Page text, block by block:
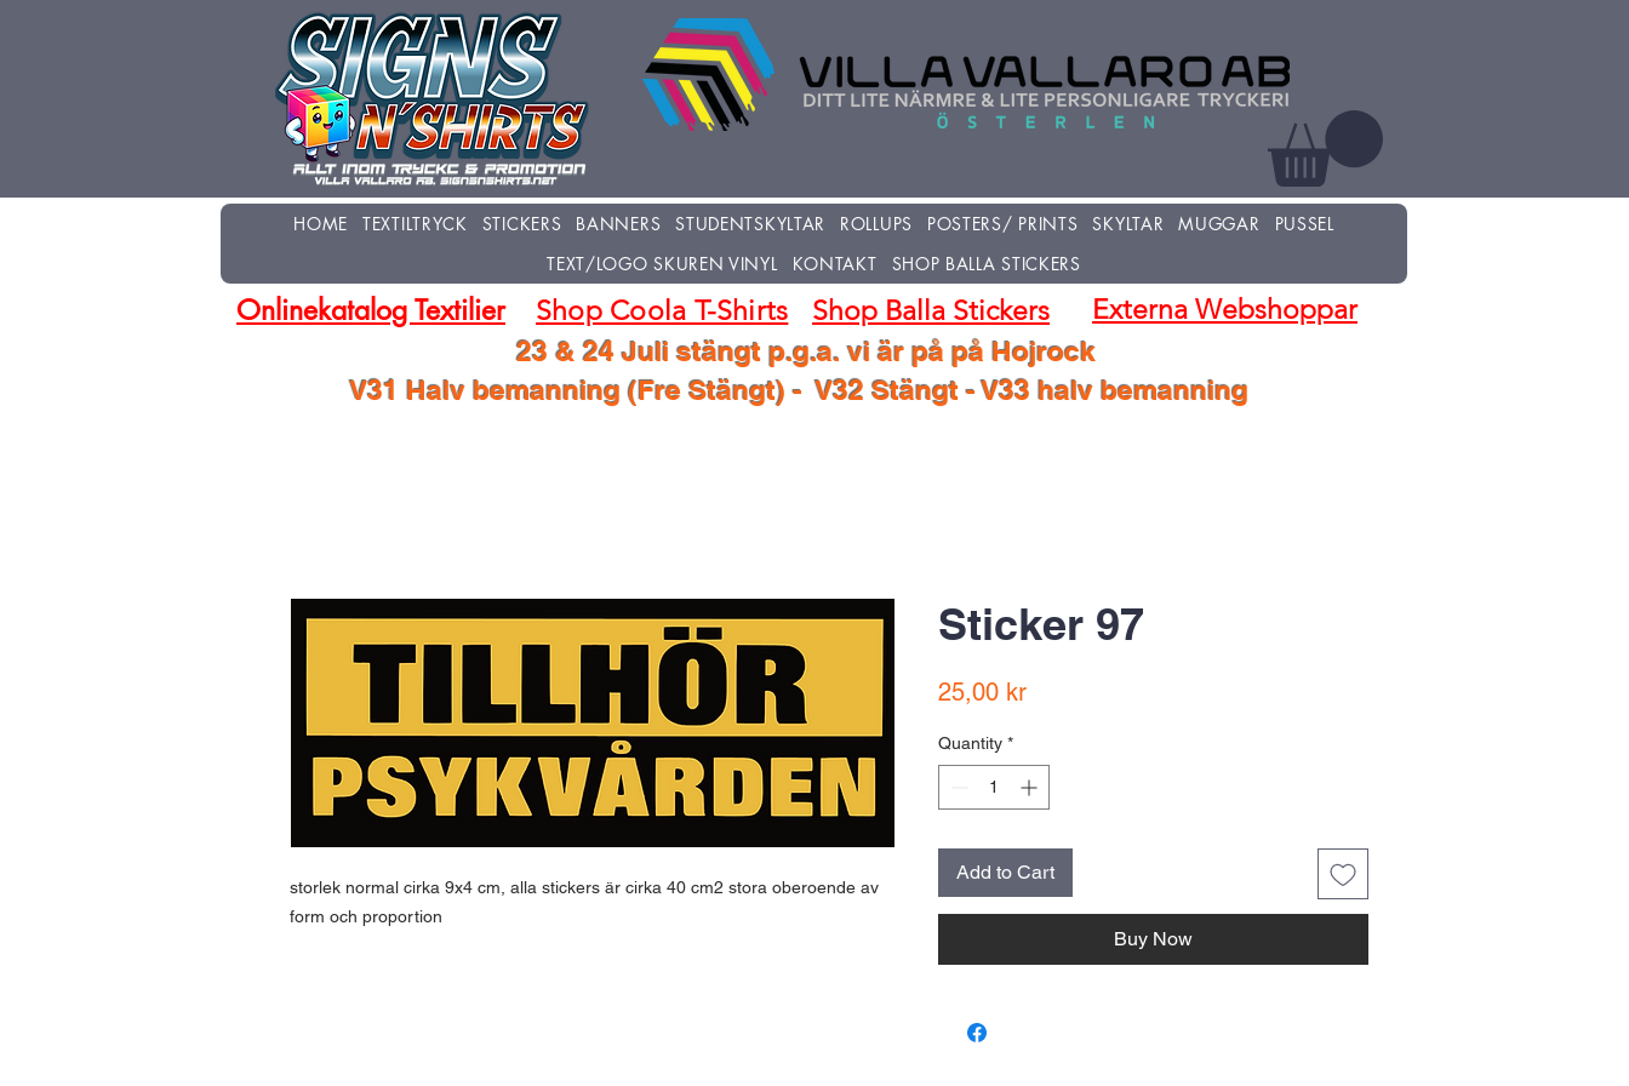
HOME TEXTILTRYCK STICKERS BANNERS STUDENTSKYLTAR ROLLUPS POSTERS/ PRINTS SKYLTAR MUGGAR
PUSSEL
TEXT/LOGO SKUREN VINYL
KONTAKT SHOP BALLA STICKERS
Onlinekatalog Textilier Shop Coola T-Shirts Shop Balla Stickers
Externa Webshoppar
23 & 24 Juli stängt p.g.a. vi är på på Hojrock
V31 Halv bemanning (Fre Stängt) - V32 Stängt - V33 halv bemanning
storlek normal cirka 9x4 cm, alla stickers är cirka 40 cm2 stora oberoende av
form och proportion
Sticker 97
25,00 krPrice
Quantity *
Add to Cart
Buy Now